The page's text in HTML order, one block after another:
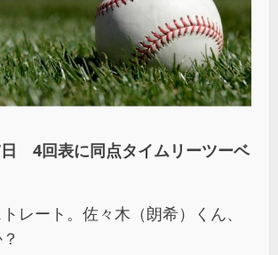
4回表に同点タイムリーツーベ
レート。佐々木（朗希）くん、